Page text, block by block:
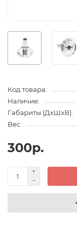
Код товара:
Наличие:
Габариты (ДхШхВ):
Вес:
300р.